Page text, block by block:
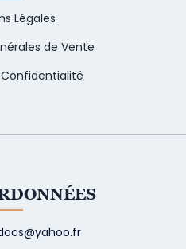
Légales
de Vente